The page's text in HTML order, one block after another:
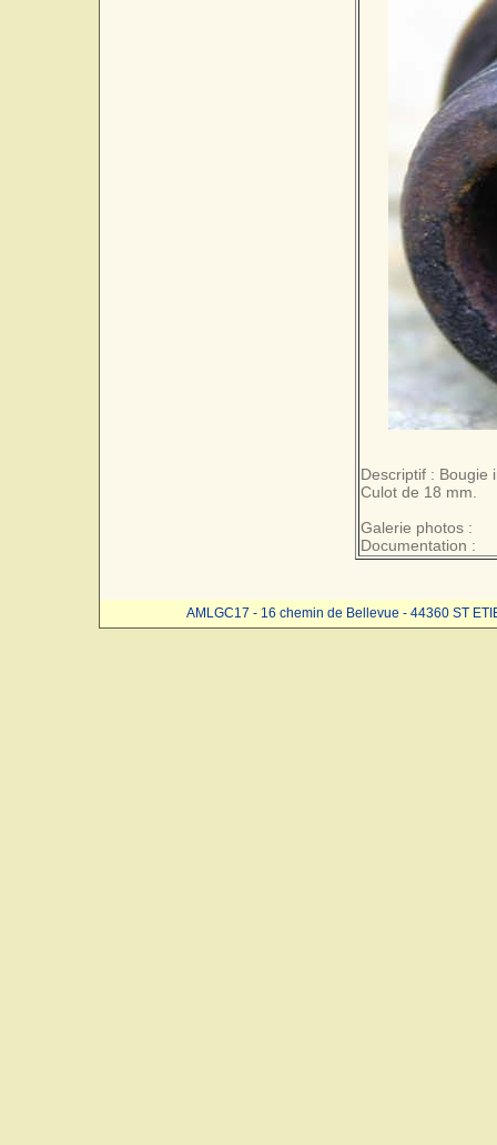
Descriptif : Bougie
Culot de 18 mm.
Galerie photos :
Documentation :
AMLGC17 - 16 chemin de Bellevue - 44360 ST